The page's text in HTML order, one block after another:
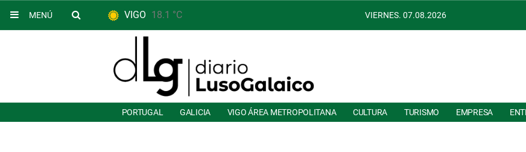
MENÚ VIGO 18.1 °C VIERNES. 07.08.2026
PORTUGAL GALICIA VIGO ÁREA METROPOLITANA CULTURA TURISMO EMPRESA